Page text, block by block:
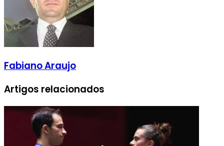
Fabiano Araujo
Artigos relacionados